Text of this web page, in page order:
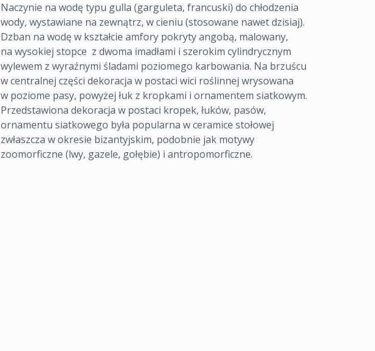
Naczynie na wodę typu gulla (garguleta, francuski) do chłodzenia
wody, wystawiane na zewnątrz, w cieniu (stosowane nawet dzisiaj).
Dzban na wodę w kształcie amfory pokryty angobą, malowany,
na wysokiej stopce z dwoma imadłami i szerokim cylindrycznym
wylewem z wyraźnymi śladami poziomego karbowania. Na brzuścu
w centralnej części dekoracja w postaci wici roślinnej wrysowana
w poziome pasy, powyżej łuk z kropkami i ornamentem siatkowym.
Przedstawiona dekoracja w postaci kropek, łuków, pasów,
ornamentu siatkowego była popularna w ceramice stołowej
zwłaszcza w okresie bizantyjskim, podobnie jak motywy
zoomorficzne (lwy, gazele, gołębie) i antropomorficzne.